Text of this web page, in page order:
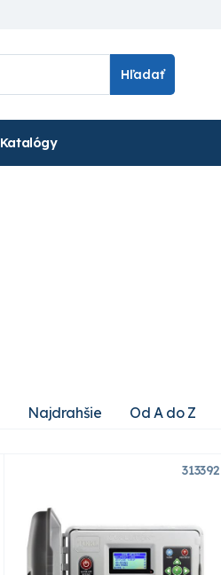
Hľadať
Katalógy
Najdrahšie Od A do Z
313392